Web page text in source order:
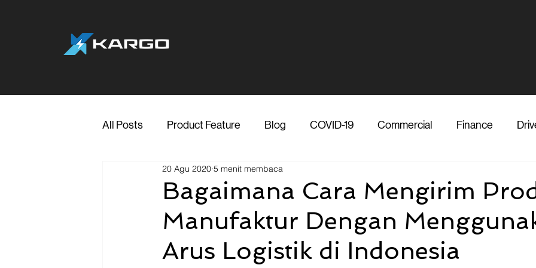
All Posts Product Feature Blog COVID-19 Commercial Finance
Marketing Media
Transporter Support Blog Vendor Shipper Media COVID-19
Bagaimana Cara Mengirim
Manufaktur Dengan
Arus Logistik di Indonesia
20 Agu 2020 5 menit membaca